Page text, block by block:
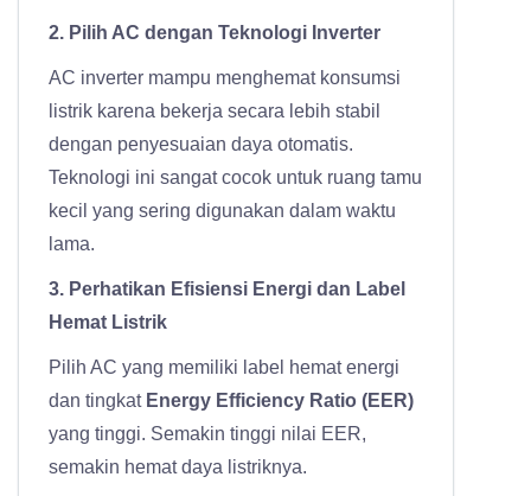
2. Pilih AC dengan Teknologi Inverter
AC inverter mampu menghemat konsumsi
listrik karena bekerja secara lebih stabil
dengan penyesuaian daya otomatis.
Teknologi ini sangat cocok untuk ruang tamu
kecil yang sering digunakan dalam waktu
lama.
3. Perhatikan Efisiensi Energi dan Label
Hemat Listrik
Pilih AC yang memiliki label hemat energi
dan tingkat Energy Efficiency Ratio (EER)
yang tinggi. Semakin tinggi nilai EER,
semakin hemat daya listriknya.